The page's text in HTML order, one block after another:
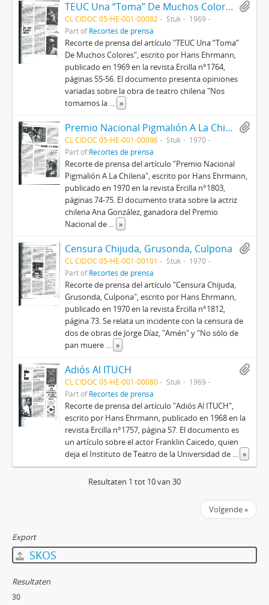
TEUC Una “Toma” De Muchos Colores
CL CIDOC 05-HE-001-00082 Stuk
1969
Part ofRecortes de prensa
Recorte de prensa del artículo "TEUC Una “Toma”
De Muchos Colores", escrito por Hans Ehrmann,
publicado en 1969 en la revista Ercilla n°1764,
páginas 55-56. El documento presenta opiniones
variadas sobre la obra de teatro chilena "Nos
tomamos la ... »
Premio Nacional Pigmalión A La Chilena
CL CIDOC 05-HE-001-00096 Stuk
1970
Part ofRecortes de prensa
Recorte de prensa del artículo "Premio Nacional
Pigmalión A La Chilena", escrito por Hans Ehrmann,
publicado en 1970 en la revista Ercilla n°1803,
páginas 74-75. El documento trata sobre la actriz
chilena Ana González, ganadora del Premio
Nacional de ... »
Censura Chijuda, Grusonda, Culpona
CL CIDOC 05-HE-001-00101 Stuk
1970
Part ofRecortes de prensa
Recorte de prensa del artículo "Censura Chijuda,
Grusonda, Culpona", escrito por Hans Ehrmann,
publicado en 1970 en la revista Ercilla n°1812,
página 73. Se relata un incidente con la censura de
dos de obras de Jorge Díaz, "Amén" y "No sólo de
pan muere ... »
Adiós Al ITUCH
CL CIDOC 05-HE-001-00080 Stuk
1969
Part ofRecortes de prensa
Recorte de prensa del artículo "Adiós Al ITUCH",
escrito por Hans Ehrmann, publicado en 1968 en la
revista Ercilla n°1757, página 57. El documento es
un artículo sobre el actor Franklin Caicedo, quien
deja el Instituto de Teatro de la Universidad de ... »
Resultaten 1 tot 10 van 30
Volgende »
Export
SKOS
Resultaten
30